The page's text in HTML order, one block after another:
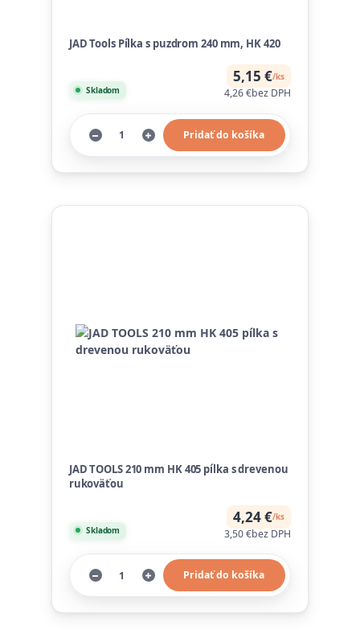
JAD Tools Pílka s puzdrom 240 mm, HK 420
5,15 €/ks
4,26 €bez DPH
Skladom
Pridať do košíka
JAD TOOLS 210 mm HK 405 pílka s drevenou
rukoväťou
4,24 €/ks
3,50 €bez DPH
Skladom
Pridať do košíka